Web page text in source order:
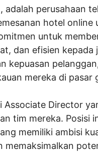
adalah perusahaan
hotel online
untuk
dan efisien kepada
kepuasan
mereka di pasar
Associate Director
tim mereka. Posisi
memiliki ambisi
memaksimalkan